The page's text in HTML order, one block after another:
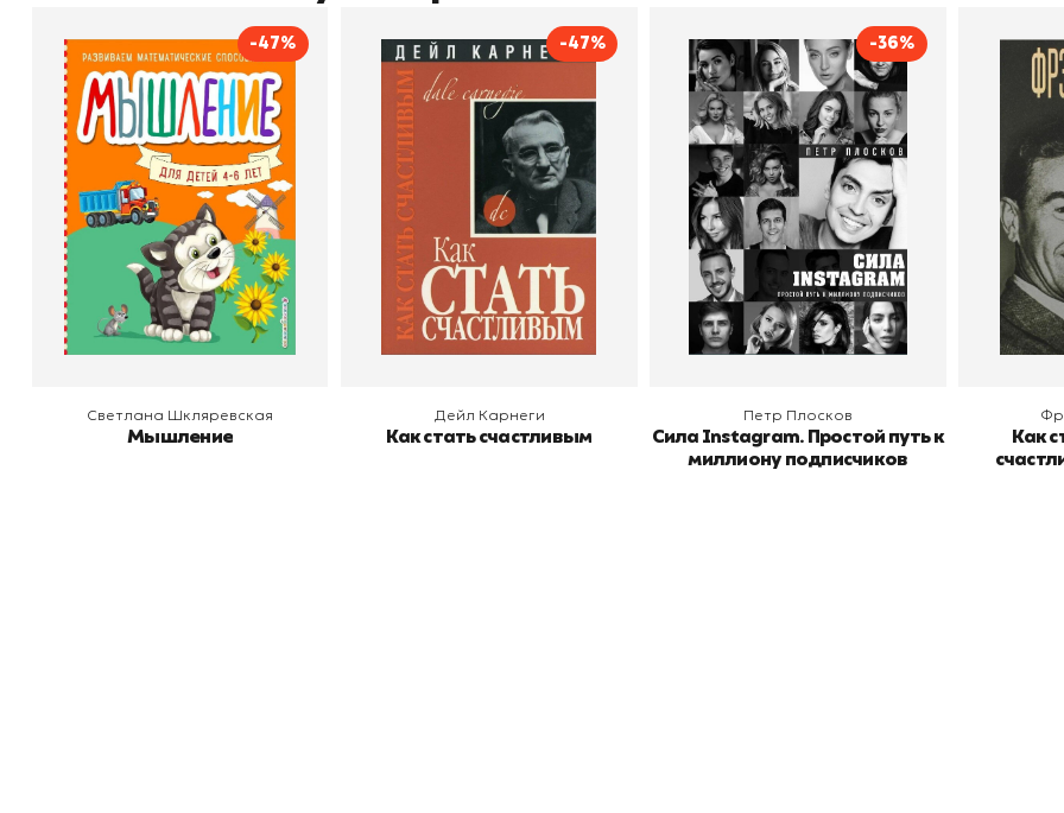
-47%
Мышление
Автор
Светлана Шкляревская
Издательство
Эксмодетство
В корзину
Светлана Шкляревская
Мышление
-47%
Как стать счастливым
Автор
Дейл Карнеги
Издательство
Попурри, Минск
В корзину
Дейл Карнеги
Как стать счастливым
-36%
Сила Instagram. Простой
путь к миллиону
подписчиков
Автор
Петр Плосков
Издательство
Бомбора
В корзину
Петр Плосков
Сила Instagram. Простой путь к
миллиону подписчиков
Как
В
Как